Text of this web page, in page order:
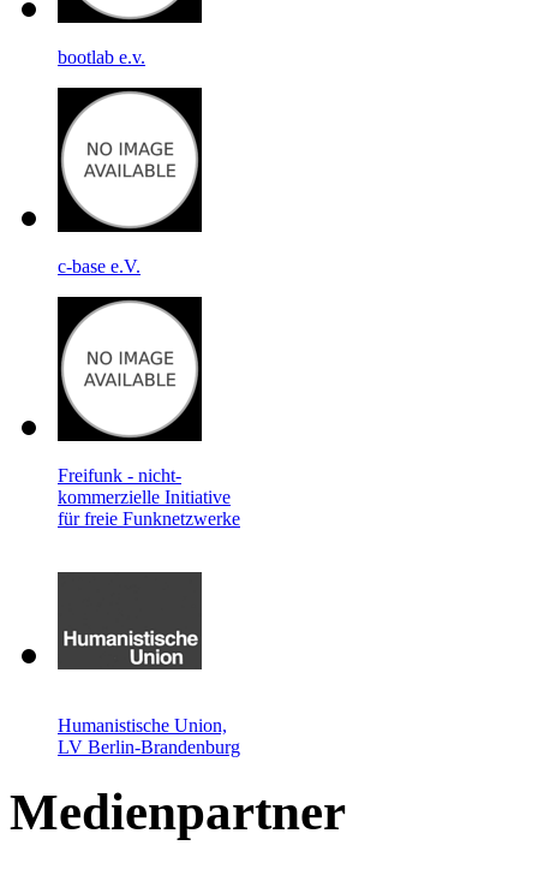
bootlab e.v.
c-base e.V.
Freifunk - nicht-
kommerzielle Initiative
für freie Funknetzwerke
Humanistische Union,
LV Berlin-Brandenburg
Medienpartner